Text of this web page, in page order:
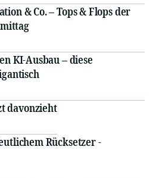
& Co. – Tops & Flops der
KI-Ausbau – diese
davonzieht
Rücksetzer -